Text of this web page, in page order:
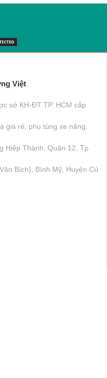
Việt
sở KH-ĐT TP. HCM cấp
giá rẻ, phụ tùng xe nâng,
Hiệp Thành, Quận 12, Tp.
Bích), Bình Mỹ, Huyện Củ